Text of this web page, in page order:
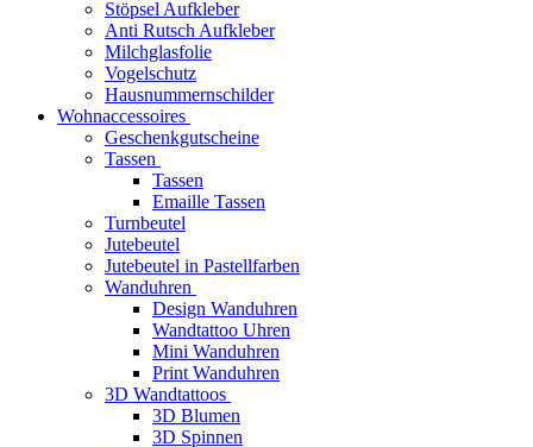
Stöpsel Aufkleber
Anti Rutsch Aufkleber
Milchglasfolie
Vogelschutz
Hausnummernschilder
Wohnaccessoires
Geschenkgutscheine
Tassen
Tassen
Emaille Tassen
Turnbeutel
Jutebeutel
Jutebeutel in Pastellfarben
Wanduhren
Design Wanduhren
Wandtattoo Uhren
Mini Wanduhren
Print Wanduhren
3D Wandtattoos
3D Blumen
3D Spinnen